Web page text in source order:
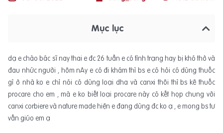
Mục lục
dạ e chào bác sĩ nay thai e đc 26 tuần e có tình trạng hay bị khó thở và
đau nhức người , hôm nAy e có đi khám thì bs e có hỏi có dùng thuốc
gì ở nhà ko e chỉ nói có dùng loại dha và canxi thôi thì bs kê thuốc
procare cho em , mà e ko biết loại procare này có kết họp chung với
canxi corbiere và nature made hiện e đang dùng đc ko ạ , e mong bs tư
vấn giúo em ạ